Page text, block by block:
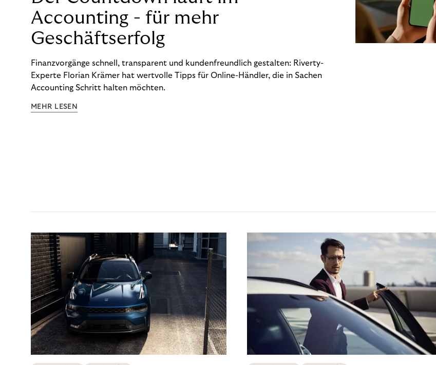
Accounting - für mehr
Geschäftserfolg
Finanzvorgänge schnell, transparent und kundenfreundlich gestalten: Riverty-
Experte Florian Krämer hat wertvolle Tipps für Online-Händler, die in Sachen
Accounting Schritt halten möchten.
MEHR LESEN